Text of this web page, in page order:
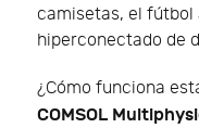
camisetas, el
hiperconectado de
¿Cómo funciona
COMSOL